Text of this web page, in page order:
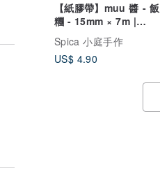
【紙膠帶】muu 醬 - 飯
糰 - 15mm × 7m |
Spica 小庭手作 (SM46)
Spica 小庭手作
US$ 4.90